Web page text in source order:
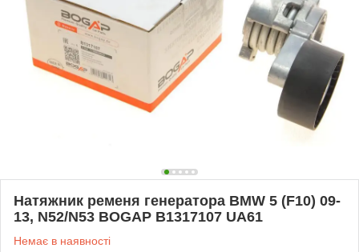
Натяжник ременя генератора BMW 5 (F10) 09-
13, N52/N53 BOGAP B1317107 UA61
Немає в наявності